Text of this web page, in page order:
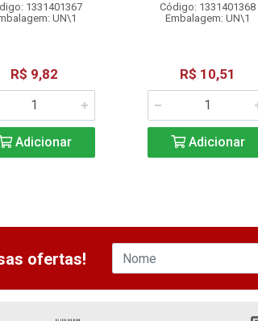
1331401367
UN\1
R$ 9,82
Adicionar
Código: 1331401368
Embalagem: UN\1
R$ 10,51
Adicionar
ofertas!